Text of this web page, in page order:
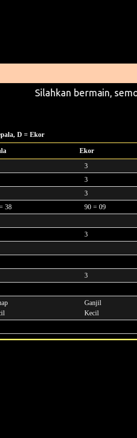
Silahkan bermain,
D = Ekor
Ekor
3
3
3
38
90 = 09
3
3
Ganjil
Kecil